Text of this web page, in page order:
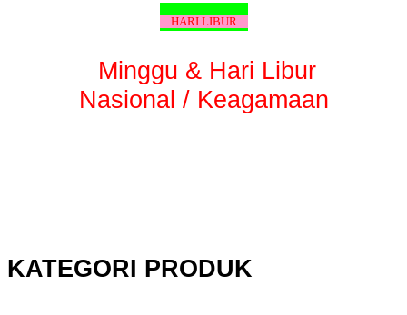
HARI LIBUR
Minggu & Hari Libur
Nasional / Keagamaan
KATEGORI PRODUK